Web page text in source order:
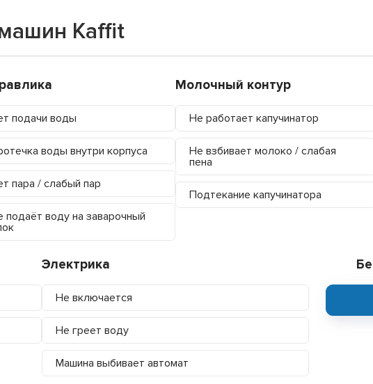
Kaffit
подачи воды
воды внутри корпуса
пара / слабый пар
подаёт воду на заварочный
Молочный контур
Не работает капучинатор
Не взбивает молоко / слабая
пена
Подтекание капучинатора
Электрика
Не включается
Не греет воду
Машина выбивает автомат